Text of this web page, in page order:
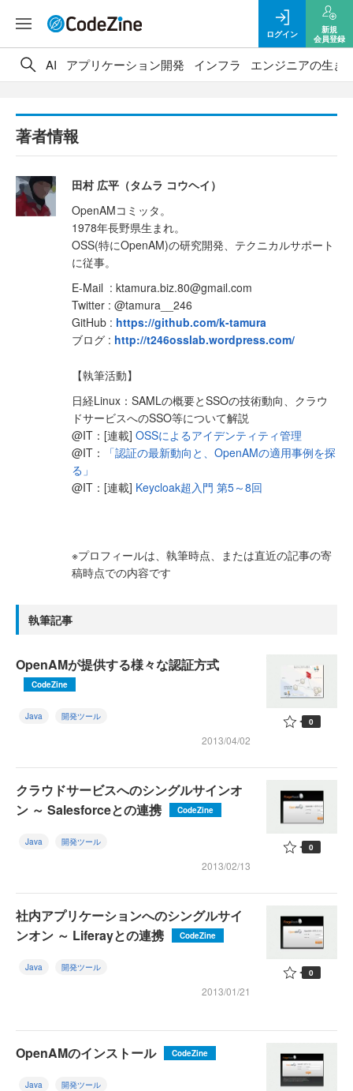
ログイン
新規
会員登録
AI アプリケーション開発 インフラ エンジニアの生き
著者情報
田村 広平（タムラ コウヘイ）
OpenAMコミッタ。
1978年長野県生まれ。
OSS(特にOpenAM)の研究開発、テクニカルサポート
に従事。
E-Mail : ktamura.biz.80@gmail.com
Twitter : @tamura__246
GitHub : https://github.com/k-tamura
ブログ : http://t246osslab.wordpress.com/
【執筆活動】
日経Linux：SAMLの概要とSSOの技術動向、クラウ
ドサービスへのSSO等について解説
@IT：[連載]OSSによるアイデンティティ管理
@IT：
「認証の最新動向と、OpenAMの適用事例を探
る」
@IT：[連載] Keycloak超入門 第5～8回
※プロフィールは、執筆時点、または直近の記事の寄
稿時点での内容です
執筆記事
OpenAMが提供する様々な認証方式
CodeZine
Java 開発ツール
2013/04/02
0
クラウドサービスへのシングルサインオ
ン ～ Salesforceとの連携
CodeZine
Java 開発ツール
2013/02/13
0
社内アプリケーションへのシングルサイ
ンオン ～ Liferayとの連携
CodeZine
Java 開発ツール
2013/01/21
0
OpenAMのインストール CodeZine
Java 開発ツール